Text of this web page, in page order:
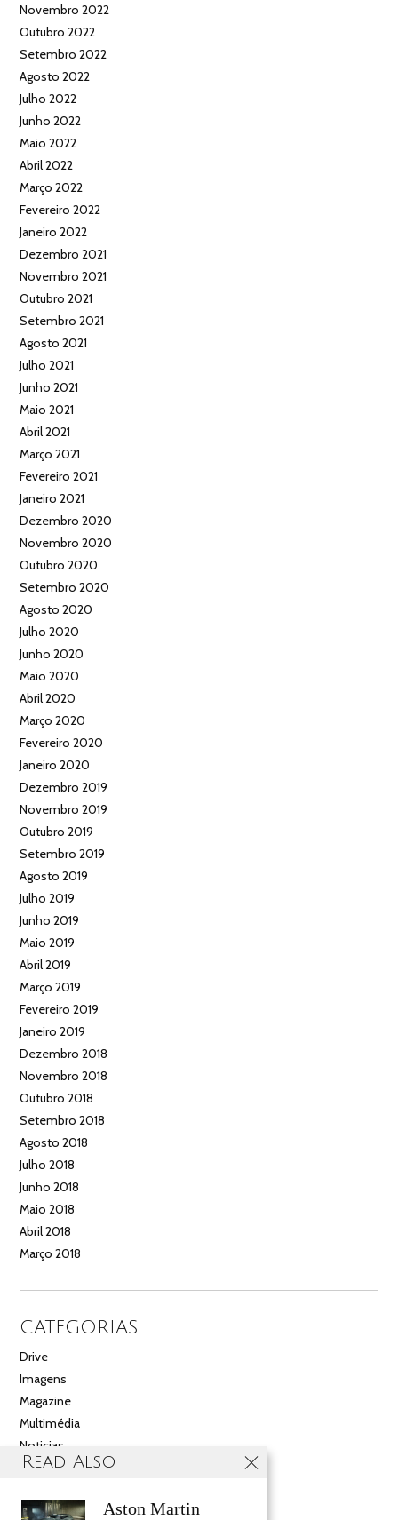
Novembro 2022
Outubro 2022
Setembro 2022
Agosto 2022
Julho 2022
Junho 2022
Maio 2022
Abril 2022
Março 2022
Fevereiro 2022
Janeiro 2022
Dezembro 2021
Novembro 2021
Outubro 2021
Setembro 2021
Agosto 2021
Julho 2021
Junho 2021
Maio 2021
Abril 2021
Março 2021
Fevereiro 2021
Janeiro 2021
Dezembro 2020
Novembro 2020
Outubro 2020
Setembro 2020
Agosto 2020
Julho 2020
Junho 2020
Maio 2020
Abril 2020
Março 2020
Fevereiro 2020
Janeiro 2020
Dezembro 2019
Novembro 2019
Outubro 2019
Setembro 2019
Agosto 2019
Julho 2019
Junho 2019
Maio 2019
Abril 2019
Março 2019
Fevereiro 2019
Janeiro 2019
Dezembro 2018
Novembro 2018
Outubro 2018
Setembro 2018
Agosto 2018
Julho 2018
Junho 2018
Maio 2018
Abril 2018
Março 2018
CATEGORIAS
Drive
Imagens
Magazine
Multimédia
Noticias
Salão
Read Also
Aston Martin